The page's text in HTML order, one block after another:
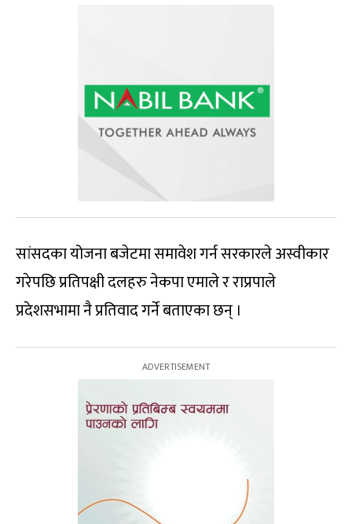
सांसदका योजना बजेटमा समावेश गर्न सरकारले अस्वीकार
गरेपछि प्रतिपक्षी दलहरु नेकपा एमाले र राप्रपाले
प्रदेशसभामा नै प्रतिवाद गर्ने बताएका छन् ।